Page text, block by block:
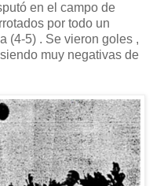
en el campo de
por todo un
(4-5) . Se vieron goles ,
muy negativas de